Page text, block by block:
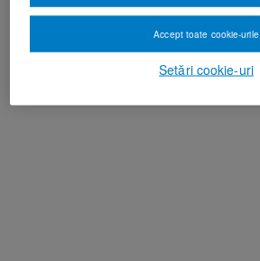
Setări cookie-uri
Accept toate cookie-urile